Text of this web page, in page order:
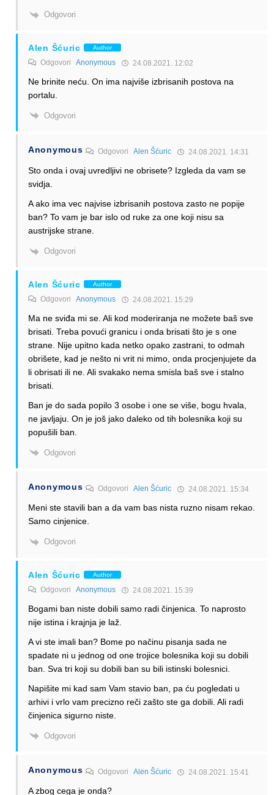
Odgovori
Alen Šćuric Author
Odgovori Anonymous 24.08.2021. 12:02
Ne brinite neću. On ima najviše izbrisanih postova na
portalu.
Odgovori
Anonymous OdgovoriAlen Šćuric 24.08.2021. 14:31
Sto onda i ovaj uvredljivi ne obrisete? Izgleda da vam se
svidja.
A ako ima vec najvise izbrisanih postova zasto ne popije
ban? To vam je bar islo od ruke za one koji nisu sa
austrijske strane.
Odgovori
Alen Šćuric Author
Odgovori Anonymous 24.08.2021. 15:29
Ma ne sviđa mi se. Ali kod moderiranja ne možete baš sve
brisati. Treba povući granicu i onda brisati što je s one
strane. Nije upitno kada netko opako zastrani, to odmah
obrišete, kad je nešto ni vrit ni mimo, onda procjenjujete da
li obrisati ili ne. Ali svakako nema smisla baš sve i stalno
brisati.
Ban je do sada popilo 3 osobe i one se više, bogu hvala,
ne javljaju. On je još jako daleko od tih bolesnika koji su
popušili ban.
Odgovori
Anonymous OdgovoriAlen Šćuric 24.08.2021. 15:34
Meni ste stavili ban a da vam bas nista ruzno nisam rekao.
Samo cinjenice.
Odgovori
Alen Šćuric Author
Odgovori Anonymous 24.08.2021. 15:39
Bogami ban niste dobili samo radi činjenica. To naprosto
nije istina i krajnja je laž.
A vi ste imali ban? Bome po načinu pisanja sada ne
spadate ni u jednog od one trojice bolesnika koji su dobili
ban. Sva tri koji su dobili ban su bili istinski bolesnici.
Napišite mi kad sam Vam stavio ban, pa ću pogledati u
arhivi i vrlo vam precizno reči zašto ste ga dobili. Ali radi
činjenica sigurno niste.
Odgovori
Anonymous OdgovoriAlen Šćuric 24.08.2021. 15:41
A zbog cega je onda?